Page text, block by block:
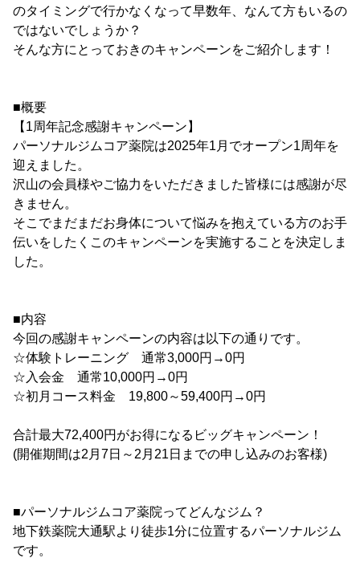
のタイミングで行かなくなって早数年、なんて方もいるの
ではないでしょうか？
そんな方にとっておきのキャンペーンをご紹介します！
■概要
【1周年記念感謝キャンペーン】
パーソナルジムコア薬院は2025年1月でオープン1周年を
迎えました。
沢山の会員様やご協力をいただきました皆様には感謝が尽
きません。
そこでまだまだお身体について悩みを抱えている方のお手
伝いをしたくこのキャンペーンを実施することを決定しま
した。
■内容
今回の感謝キャンペーンの内容は以下の通りです。
☆体験トレーニング 通常3,000円→0円
☆入会金 通常10,000円→0円
☆初月コース料金 19,800～59,400円→0円
合計最大72,400円がお得になるビッグキャンペーン！
(開催期間は2月7日～2月21日までの申し込みのお客様)
■パーソナルジムコア薬院ってどんなジム？
地下鉄薬院大通駅より徒歩1分に位置するパーソナルジム
です。